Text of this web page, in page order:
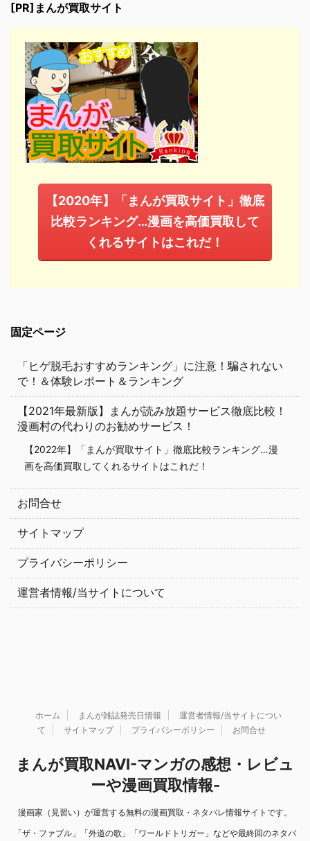
[PR]まんが買取サイト
【2020年】「まんが買取サイト」徹底
比較ランキング…漫画を高価買取して
くれるサイトはこれだ！
固定ページ
「ヒゲ脱毛おすすめランキング」に注意！騙されない
で！＆体験レポート＆ランキング
【2021年最新版】まんが読み放題サービス徹底比較！
漫画村の代わりのお勧めサービス！
【2022年】「まんが買取サイト」徹底比較ランキング…漫
画を高価買取してくれるサイトはこれだ！
お問合せ
サイトマップ
プライバシーポリシー
運営者情報/当サイトについて
ホーム まんが雑誌発売日情報
運営者情報/当サイトについ
て
サイトマップ プライバシーポリシー お問合せ
まんが買取NAVI-マンガの感想・レビュ
ーや漫画買取情報-
漫画家（見習い）が運営する無料の漫画買取・ネタバレ情報サイトです。
「ザ・ファブル」「外道の歌」「ワールドトリガー」などや最終回のネタバ